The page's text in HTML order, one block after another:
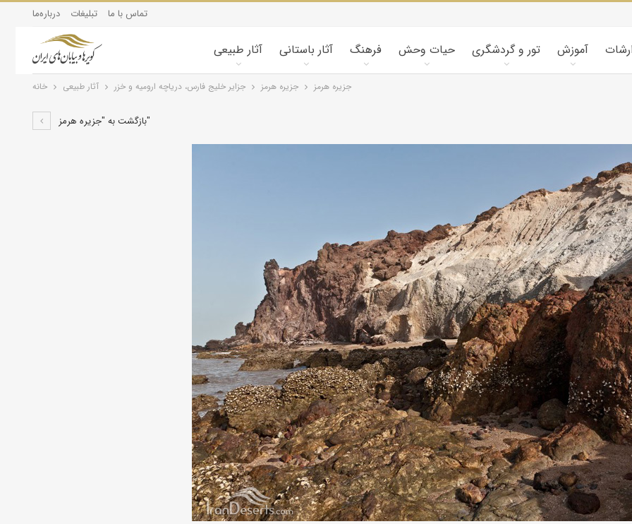
درباره‌ما تبلیغات تماس با ما
آثار طبیعی آثار باستانی فرهنگ حیات وحش تور و گردشگری آموزش
خانه آثار طبیعی جزایر خلیج فارس، دریاچه ارومیه و خزر جزیره هرمز جزیره هرمز
بازگشت به "جزیره هرمز"